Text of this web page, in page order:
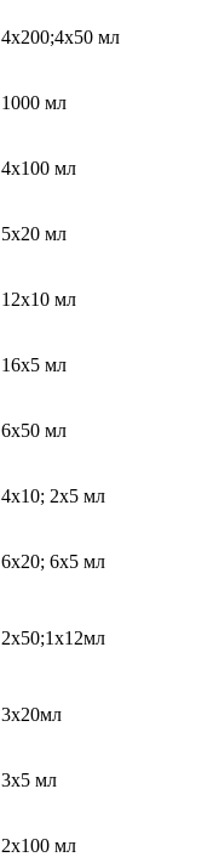
4х200;4х50 мл
1000 мл
4x100 мл
5х20 мл
12х10 мл
16х5 мл
6х50 мл
4х10; 2х5 мл
6х20; 6х5 мл
2х50;1х12мл
3х20мл
3х5 мл
2х100 мл